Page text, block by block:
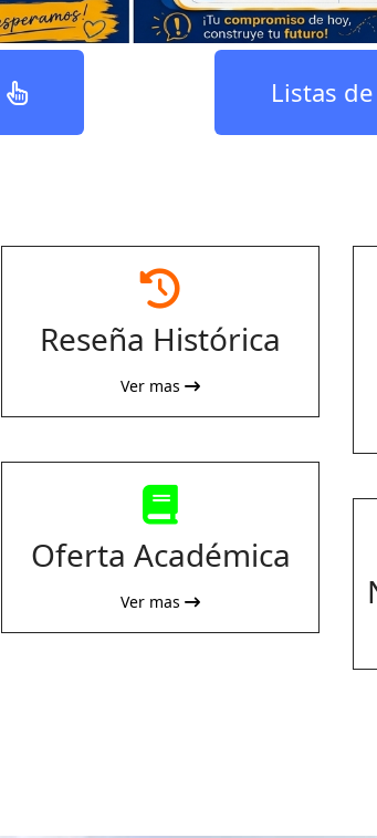
Listas
fas
clock-
left
Reseña Histórica
Ver mas
fa-
book
Oferta Académica
Ver mas